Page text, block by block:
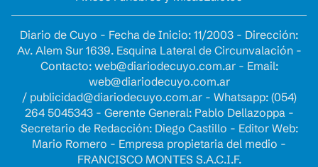
Diario de Cuyo - Fecha de Inicio: 11/2003 - Dirección:
Av. Alem Sur 1639. Esquina Lateral de Circunvalación -
Contacto: web@diariodecuyo.com.ar- Email:
web@diariodecuyo.com.ar
/ publicidad@diariodecuyo.com.ar- Whatsapp: (054)
264 5045343 - Gerente General: Pablo Dellazoppa -
Secretario de Redacción: Diego Castillo - Editor Web:
Mario Romero - Empresa propietaria del medio -
FRANCISCO MONTES S.A.C.I.F.